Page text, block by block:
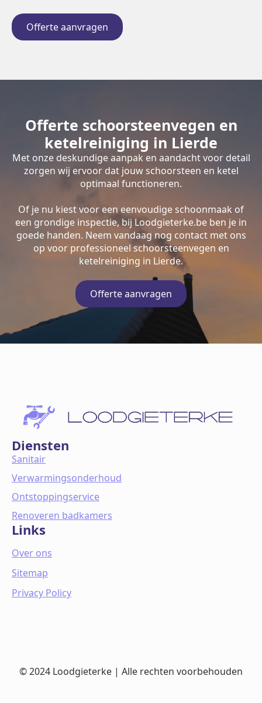
Offerte aanvragen
Offerte schoorsteenvegen en
ketelreiniging in Lierde
Met onze deskundige aanpak en aandacht voor detail
zorgen wij ervoor dat jouw schoorsteen en ketel
optimaal functioneren.
Of je nu kiest voor een eenvoudige schoonmaak of
een grondige inspectie, bij Loodgieterke.be ben je in
goede handen. Neem vandaag nog contact met ons
op voor professioneel schoorsteenvegen en
ketelreiniging in Lierde.
Offerte aanvragen
Diensten
Sanitair
Verwarmingsonderhoud
Ontstoppingservice
Renoveren badkamers
Links
Over ons
Sitemap
Privacy Policy
© 2024 Loodgieterke | Alle rechten voorbehouden